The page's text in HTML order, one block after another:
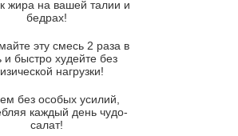
баклажанов с моцареллой
крем-суп с кростини с
сыром
с зеленым луком и
жира на вашей талии и
бедрах!
эту смесь 2 раза в
и быстро худейте без
нагрузки!
без особых усилий,
каждый день чудо-
салат!